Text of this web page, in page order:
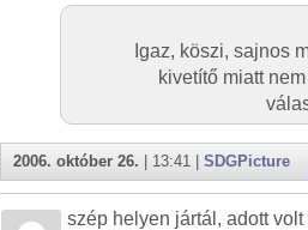
Igaz, köszi, sajnos
kivetítő miatt
2006. október 26. | 13:41 | SDGPicture
szép helyen jártál, adott